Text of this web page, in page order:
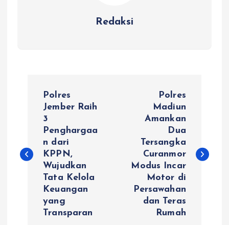
Redaksi
i
Polres
Jember Raih
3
Penghargaa
n dari
KPPN,
Wujudkan
Tata Kelola
Keuangan
yang
Transparan
Polres
Madiun
Amankan
Dua
Tersangka
Curanmor
Modus Incar
Motor di
Persawahan
dan Teras
Rumah